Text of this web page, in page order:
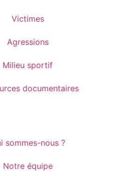
Victimes
Agressions
Milieu sportif
documentaires
sommes-nous ?
Notre équipe